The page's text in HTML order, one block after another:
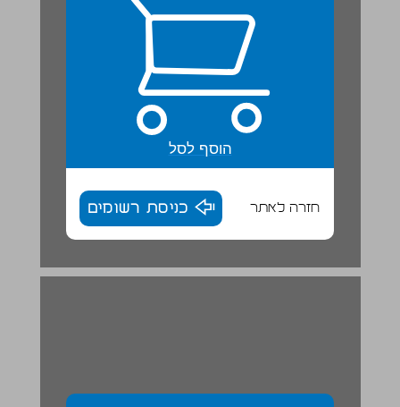
הוסף לסל
חזרה לאתר כניסת רשומים
מָה קָרָה לַשָׂדֶה? ... 25